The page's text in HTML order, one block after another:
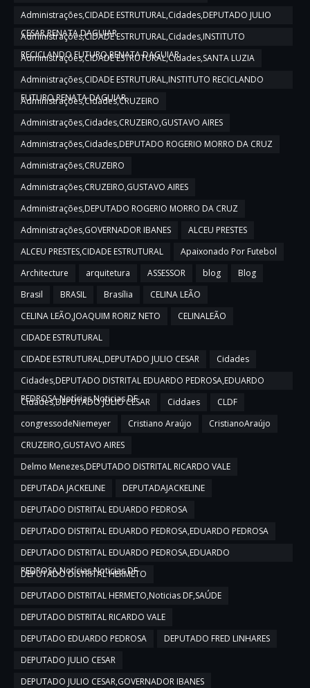
Administrações,CIDADE ESTRUTURAL,Cidades,DEPUTADO JULIO
CESAR,RENATA DAGUIAR
Administrações,CIDADE ESTRUTURAL,Cidades,INSTITUTO
RECICLANDO FUTURO,RENATA DAGUIAR
Administrações,CIDADE ESTRUTURAL,Cidades,SANTA LUZIA
Administrações,CIDADE ESTRUTURAL,INSTITUTO RECICLANDO
FUTURO,RENATA DAGUIAR
Administrações,Cidades,CRUZEIRO
Administrações,Cidades,CRUZEIRO,GUSTAVO AIRES
Administrações,Cidades,DEPUTADO ROGERIO MORRO DA CRUZ
Administrações,CRUZEIRO
Administrações,CRUZEIRO,GUSTAVO AIRES
Administrações,DEPUTADO ROGERIO MORRO DA CRUZ
Administrações,GOVERNADOR IBANES
ALCEU PRESTES
ALCEU PRESTES,CIDADE ESTRUTURAL
Apaixonado Por Futebol
Architecture
arquitetura ASSESSOR blog
Blog
Brasil
BRASIL Brasília
CELINA LEÃO
CELINA LEÃO,JOAQUIM RORIZ NETO
CELINALEÃO
CIDADE ESTRUTURAL
CIDADE ESTRUTURAL,DEPUTADO JULIO CESAR
Cidades
Cidades,DEPUTADO DISTRITAL EDUARDO PEDROSA,EDUARDO
PEDROSA,Notícias,Noticias DF
Cidades,DEPUTADO JULIO CESAR Ciddaes
CLDF
congressodeNiemeyer
Cristiano Araújo
CristianoAraújo
CRUZEIRO,GUSTAVO AIRES
Delmo Menezes,DEPUTADO DISTRITAL RICARDO VALE
DEPUTADA JACKELINE
DEPUTADAJACKELINE
DEPUTADO DISTRITAL EDUARDO PEDROSA
DEPUTADO DISTRITAL EDUARDO PEDROSA,EDUARDO PEDROSA
DEPUTADO DISTRITAL EDUARDO PEDROSA,EDUARDO
PEDROSA,Notícias,Noticias DF
DEPUTADO DISTRITAL HERMETO
DEPUTADO DISTRITAL HERMETO,Noticias DF,SAÚDE
DEPUTADO DISTRITAL RICARDO VALE
DEPUTADO EDUARDO PEDROSA
DEPUTADO FRED LINHARES
DEPUTADO JULIO CESAR
DEPUTADO JULIO CESAR,GOVERNADOR IBANES